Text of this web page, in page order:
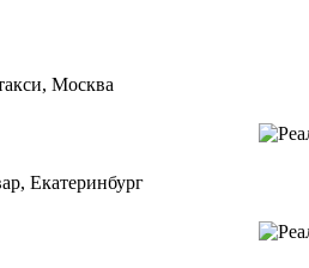
Москва
Екатеринбург